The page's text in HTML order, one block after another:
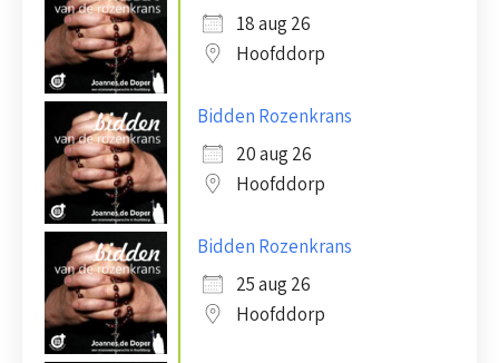
18 aug 26
Hoofddorp
Bidden Rozenkrans
20 aug 26
Hoofddorp
Bidden Rozenkrans
25 aug 26
Hoofddorp